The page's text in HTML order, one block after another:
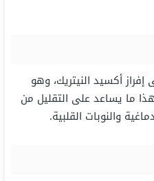
أكسيد النيتريك، وهو
ما يساعد على التقليل من
والنوبات القلبية.